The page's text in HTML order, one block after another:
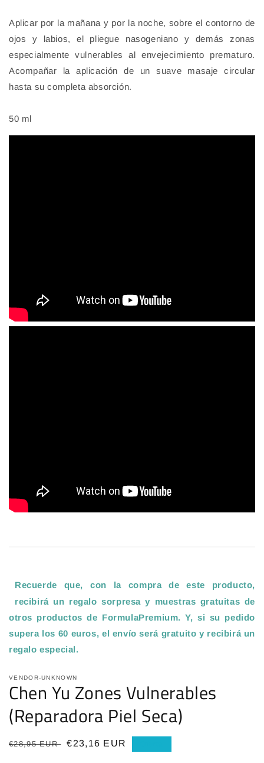
Aplicar por la mañana y por la noche, sobre el contorno de
ojos y labios, el pliegue nasogeniano y demás zonas
especialmente vulnerables al envejecimiento prematuro.
Acompañar la aplicación de un suave masaje circular
hasta su completa absorción.
50 ml
Recuerde que, con la compra de este producto,
recibirá un regalo sorpresa y muestras gratuitas de
otros productos de FormulaPremium. Y, si su pedido
supera los 60 euros, el envío será gratuito y recibirá un
regalo especial.
VENDOR-UNKNOWN
Chen Yu Zones Vulnerables
(Reparadora Piel Seca)
Precio
€28,95 EUR
Precio
€23,16 EUR